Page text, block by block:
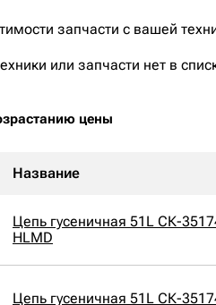
запчасти с вашей
или запчасти нет в
цены
Название
Цепь гусеничная 51L СК-
HLMD
Цепь гусеничная 51L СК-